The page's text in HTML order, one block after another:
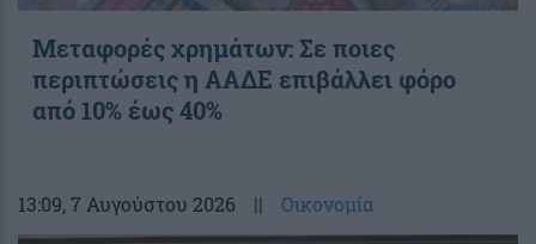
Μεταφορές χρημάτων: Σε ποιες
περιπτώσεις η ΑΑΔΕ επιβάλλει φόρο
από 10% έως 40%
13:09, 7 Αυγούστου 2026 || Οικονομία